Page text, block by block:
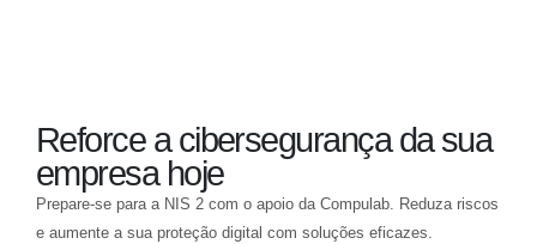
Reforce a cibersegurança da sua
empresa hoje
Prepare-se para a NIS 2 com o apoio da Compulab. Reduza riscos
e aumente a sua proteção digital com soluções eficazes.